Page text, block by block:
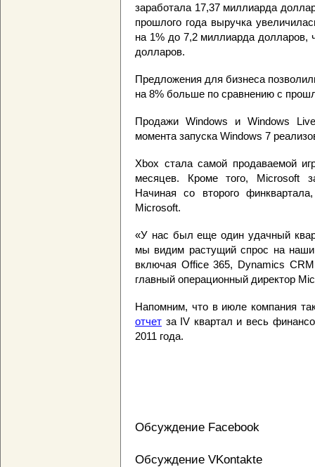
заработала 17,37 миллиарда
прошлого года выручка
на 1% до 7,2 миллиарда долларов,
долларов.
Предложения для бизнеса
на 8% больше по сравнению с
Продажи Windows и Windows
момента запуска Windows 7
Xbox стала самой продаваемой
месяцев. Кроме того, Microsoft
Начиная со второго
Microsoft.
«У нас был еще один удачный
мы видим растущий спрос на
включая Office 365, Dynamics
главный операционный директор
Напомним, что в июле компания
отчет за IV квартал и весь
2011 года.
Обсуждение Facebook
Обсуждение VKontakte